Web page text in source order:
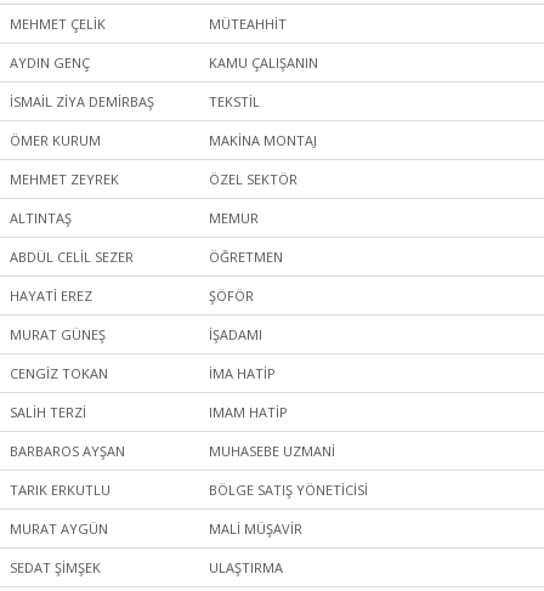
MEHMET ÇELİK MÜTEAHHİT
AYDIN GENÇ KAMU ÇALIŞANIN
İSMAİL ZİYA DEMİRBAŞ TEKSTİL
ÖMER KURUM MAKİNA MONTAJ
MEHMET ZEYREK ÖZEL SEKTÖR
ALTINTAŞ MEMUR
ABDÜL CELİL SEZER ÖĞRETMEN
HAYATİ EREZ ŞÖFÖR
MURAT GÜNEŞ İŞADAMI
CENGİZ TOKAN İMA HATİP
SALİH TERZİ IMAM HATİP
BARBAROS AYŞAN MUHASEBE UZMANİ
TARIK ERKUTLU BÖLGE SATIŞ YÖNETİCİSİ
MURAT AYGÜN MALİ MÜŞAVİR
SEDAT ŞİMŞEK ULAŞTIRMA